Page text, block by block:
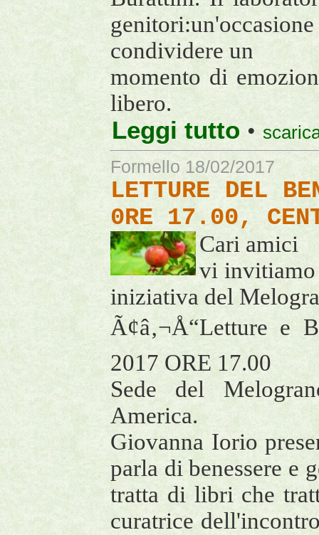
condividere un
momento di
libero.
Leggi tutto •
Formello 18/02/2017
LETTURE DEL
0RE 17.00,
Cari amici
vi invitiamo
iniziativa del
Ã¢â‚¬Å“Letture e
2017 ORE 17.00
Sede del
America.
Giovanna Iorio
parla di benessere e
tratta di libri che
curatrice